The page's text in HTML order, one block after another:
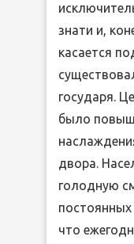
знати и,
касается
государя.
было
двора.
голодную
что